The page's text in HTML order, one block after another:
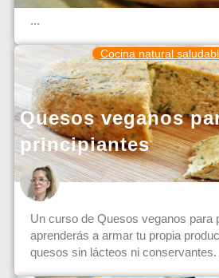
...
Cocina natural
Quesos veganos
principiantes
Un curso de Quesos veganos para
aprenderás a armar tu propia
quesos sin lácteos ni conservantes.